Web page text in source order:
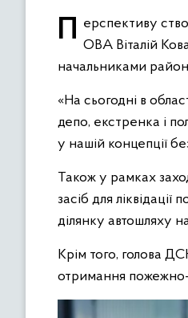
Перспективу створення на Рівненщині ще 5-ти Центрів безпеки обговорили сьогодні начальник Рівненської ОВА Віталій
начальниками
«На сьогодні в
депо, екстренка і
у нашій концепції
Також у рамках
засіб для
ділянку автошляху
Крім того, голова
отримання пожежно-